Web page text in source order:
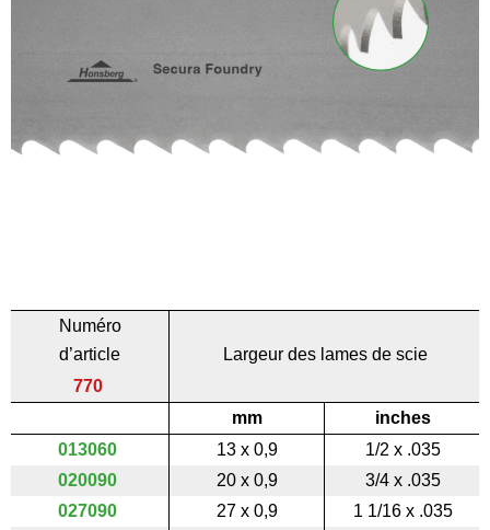
Numéro
d’article
Largeur des lames de scie
770
mm
inches
013060
13 x 0,9
1/2 x .035
020090
20 x 0,9
3/4 x .035
027090
27 x 0,9
1 1/16 x .035